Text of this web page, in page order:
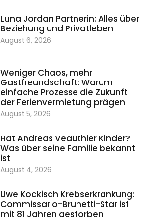
Luna Jordan Partnerin: Alles über
Beziehung und Privatleben
August 6, 2026
Weniger Chaos, mehr
Gastfreundschaft: Warum
einfache Prozesse die Zukunft
der Ferienvermietung prägen
August 5, 2026
Hat Andreas Veauthier Kinder?
Was über seine Familie bekannt
ist
August 4, 2026
Uwe Kockisch Krebserkrankung:
Commissario-Brunetti-Star ist
mit 81 Jahren gestorben